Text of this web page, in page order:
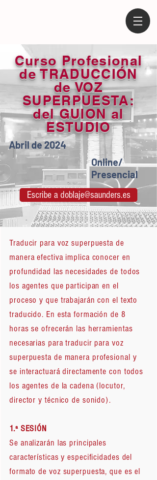
Traducir para voz superpuesta de
manera efectiva implica conocer en
profundidad las necesidades de todos
los agentes que participan en el
proceso y que trabajarán con el texto
traducido. En esta formación de 8
horas se ofrecerán las herramientas
necesarias para traducir para voz
superpuesta de manera profesional y
se interactuará directamente con todos
los agentes de la cadena (locutor,
director y técnico de sonido).
1.ª SESIÓN
Se analizarán las principales
características y especificidades del
formato de voz superpuesta, que es el
Curso Profesional
de TRADUCCIÓN
de VOZ
SUPERPUESTA:
del GUION al
ESTUDIO
Abril de 2024
Online/
Presencial
Escribe a doblaje@saunders.es